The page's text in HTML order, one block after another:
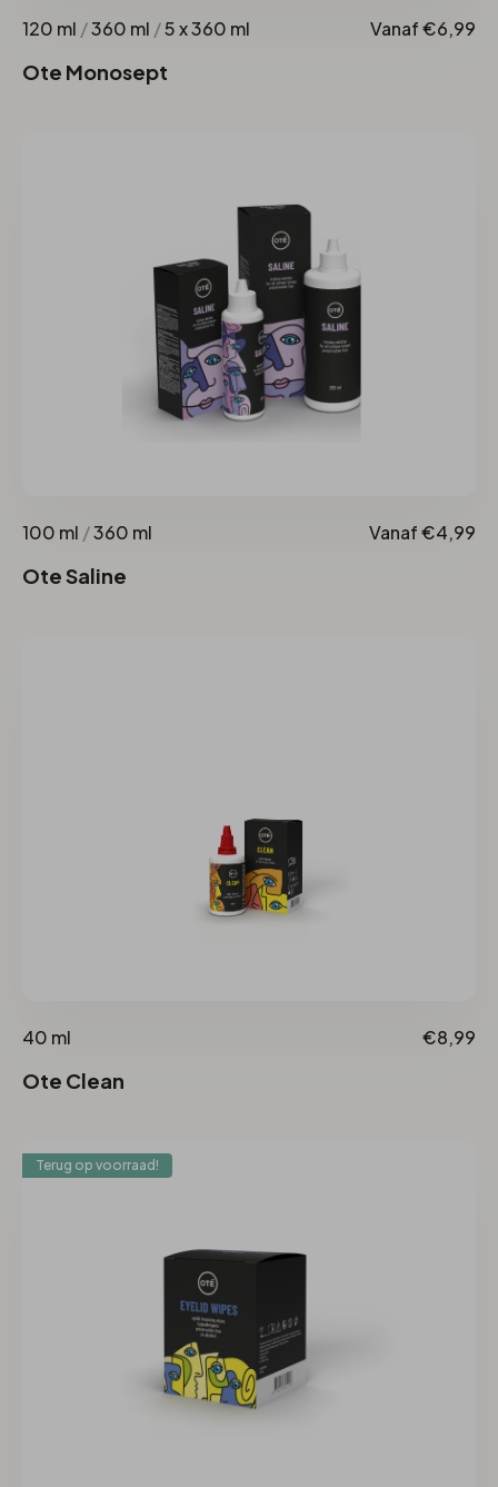
120 ml /360 ml /5 x 360 ml Vanaf €6,99
Ote Monosept
100 ml /360 ml Vanaf €4,99
Ote Saline
40 ml €8,99
Ote Clean
Terug op voorraad!